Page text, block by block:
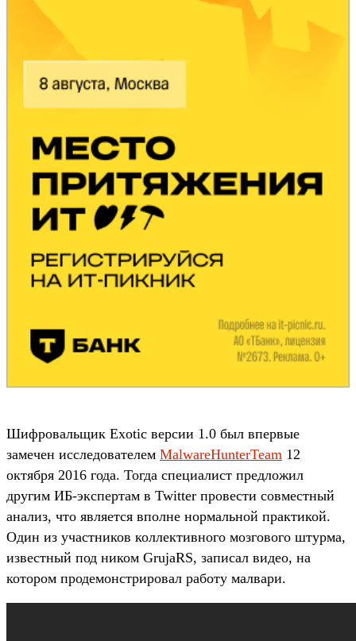
Шифровальщик Exotic версии 1.0 был впервые
замечен исследователем MalwareHunterTeam 12
октября 2016 года. Тогда специалист предложил
другим ИБ-экспертам в Twitter провести совместный
анализ, что является вполне нормальной практикой.
Один из участников коллективного мозгового штурма,
известный под ником GrujaRS, записал видео, на
котором продемонстрировал работу малвари.